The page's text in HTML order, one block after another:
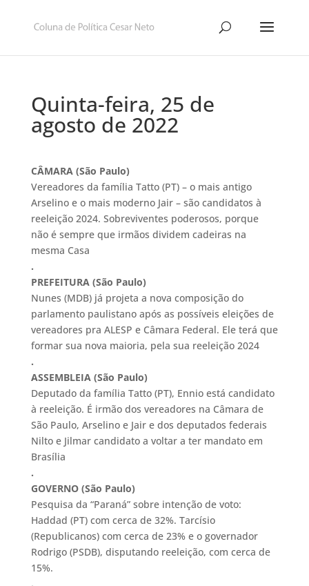
Quinta-feira, 25 de
agosto de 2022
CÂMARA (São Paulo)
Vereadores da família Tatto (PT) – o mais antigo
Arselino e o mais moderno Jair – são candidatos à
reeleição 2024. Sobreviventes poderosos, porque
não é sempre que irmãos dividem cadeiras na
mesma Casa
.
PREFEITURA (São Paulo)
Nunes (MDB) já projeta a nova composição do
parlamento paulistano após as possíveis eleições de
vereadores pra ALESP e Câmara Federal. Ele terá que
formar sua nova maioria, pela sua reeleição 2024
.
ASSEMBLEIA (São Paulo)
Deputado da família Tatto (PT), Ennio está candidato
à reeleição. É irmão dos vereadores na Câmara de
São Paulo, Arselino e Jair e dos deputados federais
Nilto e Jilmar candidato a voltar a ter mandato em
Brasília
.
GOVERNO (São Paulo)
Pesquisa da “Paraná” sobre intenção de voto:
Haddad (PT) com cerca de 32%. Tarcísio
(Republicanos) com cerca de 23% e o governador
Rodrigo (PSDB), disputando reeleição, com cerca de
15%.